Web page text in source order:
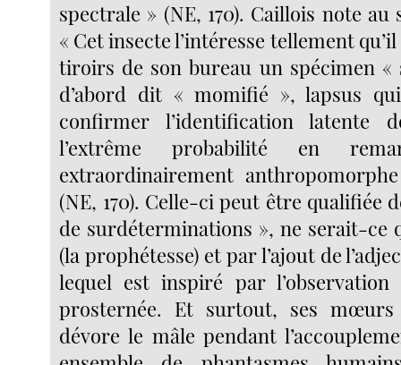
spectrale » (NE, 170). Caillois note
« Cet insecte l’intéresse tellement
tiroirs de son bureau un spécimen «
d’abord dit « momifié », lapsus
confirmer l’identification latente
l’extrême probabilité en
extraordinairement
(NE, 170). Celle-ci peut être qualifiée
de surdéterminations », ne serait-ce
(la prophétesse) et par l’ajout de
lequel est inspiré par
prosternée. Et surtout, ses mœurs
dévore le mâle pendant